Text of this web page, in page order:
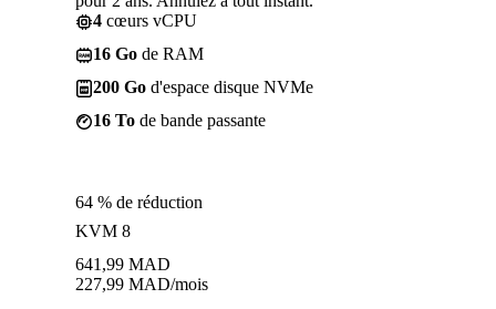
4 cœurs vCPU
16 Go de RAM
200 Go d'espace disque NVMe
16 To de bande passante
64 % de réduction
KVM 8
641,99 MAD
227,99 MAD/mois